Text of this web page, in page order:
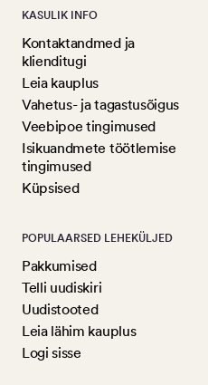
KASULIK INFO
Kontaktandmed ja
klienditugi
Leia kauplus
Vahetus- ja tagastusõigus
Veebipoe tingimused
Isikuandmete töötlemise
tingimused
Küpsised
POPULAARSED LEHEKÜLJED
Pakkumised
Telli uudiskiri
Uudistooted
Leia lähim kauplus
Logi sisse